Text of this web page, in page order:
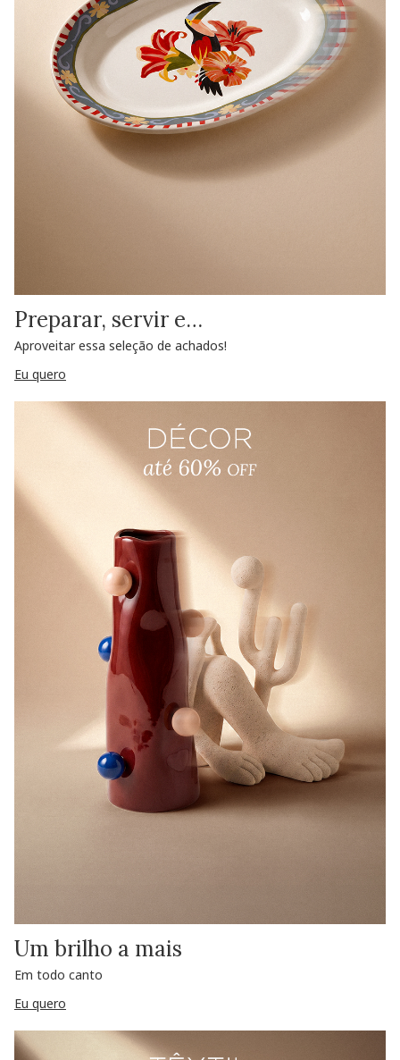
Preparar, servir e…
Aproveitar essa seleção de achados!
Eu quero
Um brilho a mais
Em todo canto
Eu quero